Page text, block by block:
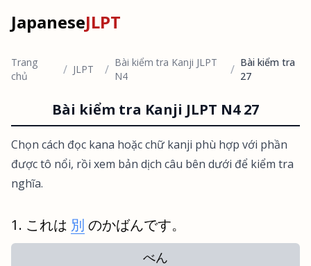
JapaneseJLPT
Trang
chủ
/ JLPT / Bài kiểm tra Kanji JLPT
N4
/ Bài kiểm tra
27
Bài kiểm tra Kanji JLPT N4 27
Chọn cách đọc kana hoặc chữ kanji phù hợp với phần
được tô nổi, rồi xem bản dịch câu bên dưới để kiểm tra
nghĩa.
これは 別 のかばんです。
べん